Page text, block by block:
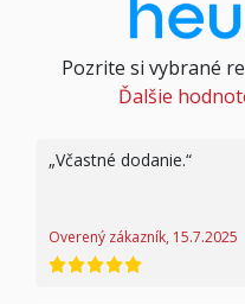
Pozrite si vybrané
Ďalšie
Včastné dodanie.
Overený zákazník, 15.7.2025
hodnotenie 5 z 5